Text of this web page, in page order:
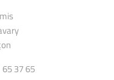
65 37 65